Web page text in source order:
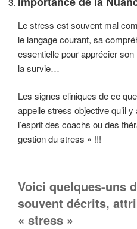
Le stress est souvent mal
le langage courant, sa
essentielle pour apprécier son
la survie…
Les signes cliniques de ce
appelle stress objective qu’il
l’esprit des coachs ou des
gestion du stress » !!!
Voici quelques-uns
souvent décrits,
« stress »